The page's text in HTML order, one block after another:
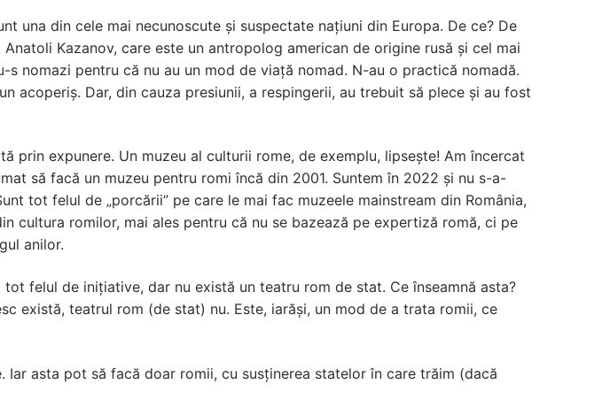
una din cele mai necunoscute și suspectate națiuni din Europa. De ce? De
Kazanov, care este un antropolog american de origine rusă și cel mai
nomazi pentru că nu au un mod de viață nomad. N-au o practică nomadă.
acoperiș. Dar, din cauza presiunii, a respingerii, au trebuit să plece și au fost
expunere. Un muzeu al culturii rome, de exemplu, lipsește! Am încercat
să facă un muzeu pentru romi încă din 2001. Suntem în 2022 și nu s-a-
tot felul de „porcării” pe care le mai fac muzeele mainstream din România,
cultura romilor, mai ales pentru că nu se bazează pe expertiză romă, ci pe
anilor.
felul de inițiative, dar nu există un teatru rom de stat. Ce înseamnă asta?
există, teatrul rom (de stat) nu. Este, iarăși, un mod de a trata romii, ce
asta pot să facă doar romii, cu susținerea statelor în care trăim (dacă